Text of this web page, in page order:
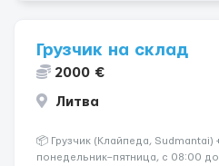
Грузчик на склад
2000 €
Литва
📦 Грузчик (Клайпеда, Sudmantai)
понедельник–пятница, с 08:00